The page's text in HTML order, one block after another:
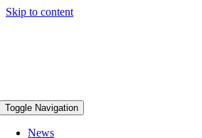
Skip to content
Toggle Navigation
News